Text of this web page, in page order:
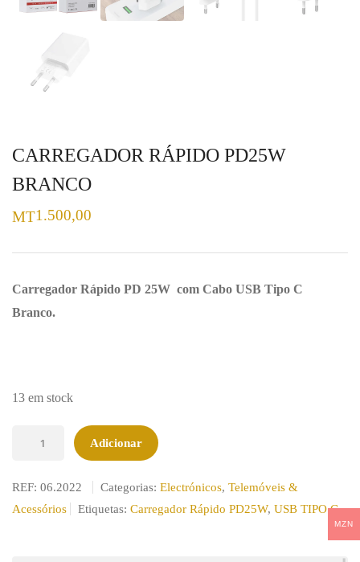
CARREGADOR RÁPIDO PD25W
BRANCO
MT1.500,00
Carregador Rápido PD 25W com Cabo USB Tipo C
Branco.
13 em stock
CARREGADOR
Adicionar
REF: 06.2022 Categorias: Electrónicos, Telemóveis &
Acessórios
Etiquetas: Carregador Rápido PD25W, USB TIPO C
MZN